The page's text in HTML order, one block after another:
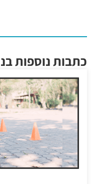
כתבות נוספות